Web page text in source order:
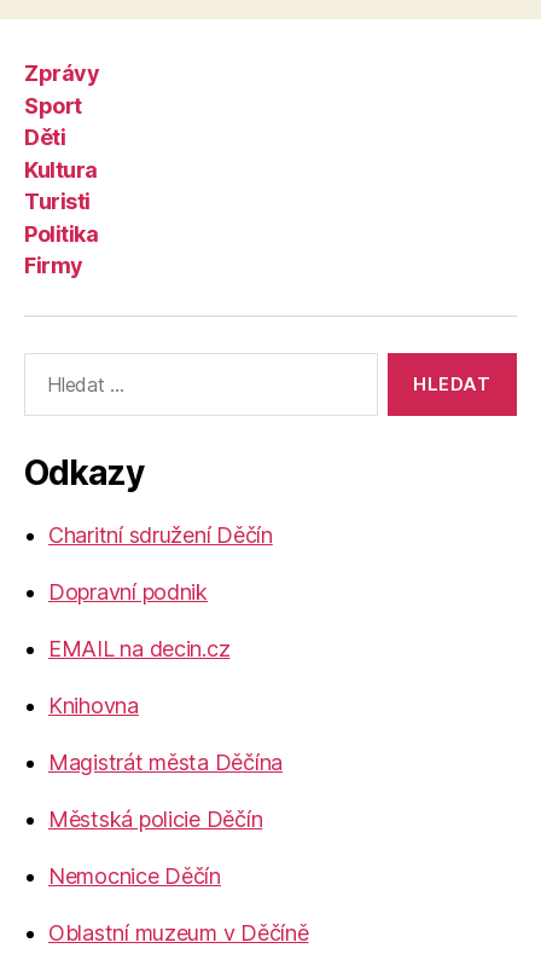
Zprávy
Sport
Děti
Kultura
Turisti
Politika
Firmy
vyhledávání:
Odkazy
Charitní sdružení Děčín
Dopravní podnik
EMAIL na decin.cz
Knihovna
Magistrát města Děčína
Městská policie Děčín
Nemocnice Děčín
Oblastní muzeum v Děčíně